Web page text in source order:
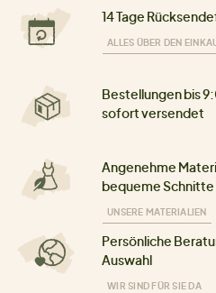
14 Tage
ALLES ÜBER DEN
Bestellungen bis
sofort versendet
Angenehme
bequeme Schnitte
UNSERE MATERIALIEN
Persönliche
Auswahl
WIR SIND FÜR SIE DA